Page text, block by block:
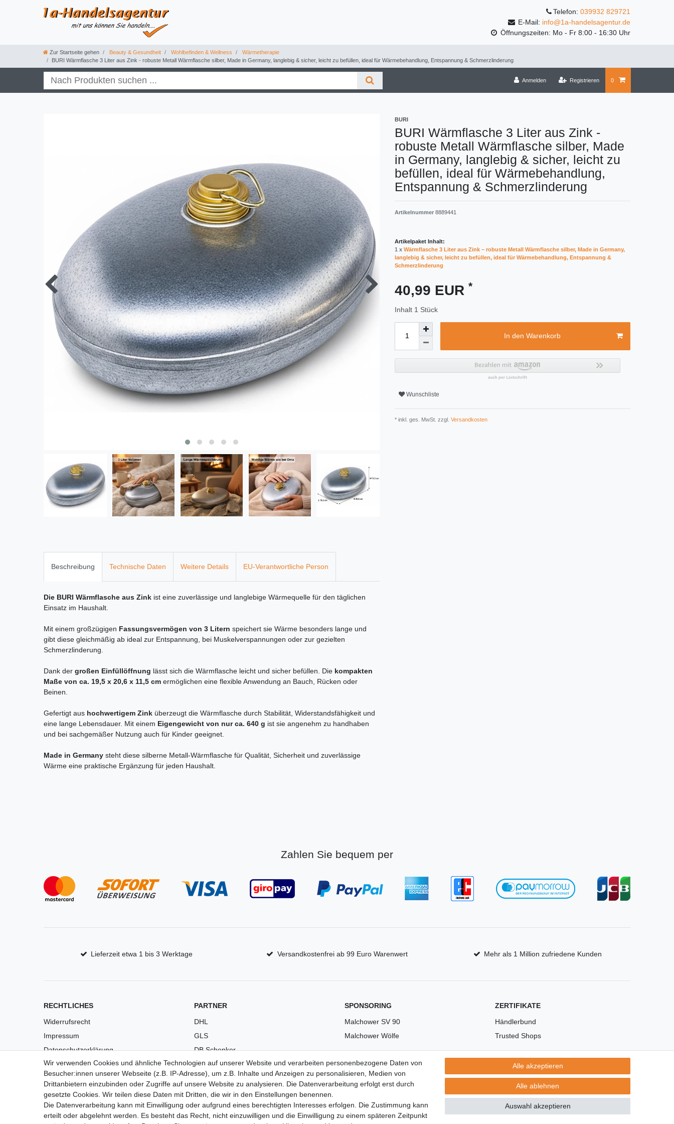
Telefon: 039932 829721
E-Mail: info@1a-handelsagentur.de
Öffnungszeiten: Mo - Fr 8:00 - 16:30 Uhr
Zur Startseite gehen Beauty & Gesundheit Wohlbefinden & Wellness
Wärmetherapie
BURI Wärmflasche 3 Liter aus Zink - robuste Metall Wärmflasche silber, Made in Germany, langlebig & sicher, leicht zu befüllen, ideal für Wärmebehandlung, Entspannung & Schmerzlinderung
Anmelden Registrieren 0
BURI
BURI Wärmflasche 3 Liter aus Zink -
robuste Metall Wärmflasche silber, Made
in Germany, langlebig & sicher, leicht zu
befüllen, ideal für Wärmebehandlung,
Entspannung & Schmerzlinderung
Artikelnummer 8889441
Artikelpaket Inhalt:
1 x Wärmflasche 3 Liter aus Zink – robuste Metall Wärmflasche silber, Made in Germany,
langlebig & sicher, leicht zu befüllen, ideal für Wärmebehandlung, Entspannung &
Schmerzlinderung
40,99 EUR *
Inhalt 1 Stück
In den Warenkorb
Wunschliste
* inkl. ges. MwSt. zzgl. Versandkosten
Beschreibung Technische Daten Weitere Details EU-Verantwortliche Person
Die BURI Wärmflasche aus Zink ist eine zuverlässige und langlebige Wärmequelle für den täglichen
Einsatz im Haushalt.
Mit einem großzügigen Fassungsvermögen von 3 Litern speichert sie Wärme besonders lange und
gibt diese gleichmäßig ab ideal zur Entspannung, bei Muskelverspannungen oder zur gezielten
Schmerzlinderung.
Dank der großen Einfüllöffnung lässt sich die Wärmflasche leicht und sicher befüllen. Die kompakten
Maße von ca. 19,5 x 20,6 x 11,5 cm ermöglichen eine flexible Anwendung an Bauch, Rücken oder
Beinen.
Gefertigt aus hochwertigem Zink überzeugt die Wärmflasche durch Stabilität, Widerstandsfähigkeit und
eine lange Lebensdauer. Mit einem Eigengewicht von nur ca. 640 g ist sie angenehm zu handhaben
und bei sachgemäßer Nutzung auch für Kinder geeignet.
Made in Germany steht diese silberne Metall-Wärmflasche für Qualität, Sicherheit und zuverlässige
Wärme eine praktische Ergänzung für jeden Haushalt.
Zahlen Sie bequem per
Lieferzeit etwa 1 bis 3 Werktage Versandkostenfrei ab 99 Euro Warenwert Mehr als 1 Million zufriedene Kunden
RECHTLICHES
Widerrufsrecht
Impressum
Datenschutzerklärung
AGB
Versandkosten
Barrierefreiheit
Anleitungen
Vertrag widerrufen
PARTNER
DHL
GLS
DB Schenker
PaketPLUS
SPONSORING
Malchower SV 90
Malchower Wölfe
ZERTIFIKATE
Händlerbund
Trusted Shops
Wir verwenden Cookies und ähnliche Technologien auf unserer Website und verarbeiten personenbezogene Daten von
Besucher:innen unserer Webseite (z.B. IP-Adresse), um z.B. Inhalte und Anzeigen zu personalisieren, Medien von
Drittanbietern einzubinden oder Zugriffe auf unsere Website zu analysieren. Die Datenverarbeitung erfolgt erst durch
gesetzte Cookies. Wir teilen diese Daten mit Dritten, die wir in den Einstellungen benennen.
Die Datenverarbeitung kann mit Einwilligung oder aufgrund eines berechtigten Interesses erfolgen. Die Zustimmung kann
erteilt oder abgelehnt werden. Es besteht das Recht, nicht einzuwilligen und die Einwilligung zu einem späteren Zeitpunkt
Alle akzeptieren
Alle ablehnen
Auswahl akzeptieren